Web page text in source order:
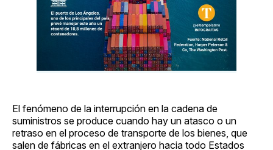
El fenómeno de la interrupción en la cadena de
suministros se produce cuando hay un atasco o un
retraso en el proceso de transporte de los bienes, que
salen de fábricas en el extranjero hacia todo Estados